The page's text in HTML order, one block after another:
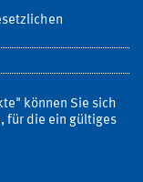
können Sie sich
für die ein gültiges